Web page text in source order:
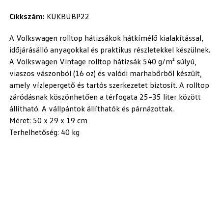
Cikkszám: KUKBUBP22
A Volkswagen rolltop hátizsákok hátkímélő kialakítással,
időjárásálló anyagokkal és praktikus részletekkel készülnek.
A Volkswagen Vintage rolltop hátizsák 540 g/m² súlyú,
viaszos vászonból (16 oz) és valódi marhabőrből készült,
amely vízlepergető és tartós szerkezetet biztosít. A rolltop
záródásnak köszönhetően a térfogata 25–35 liter között
állítható. A vállpántok állíthatók és párnázottak.
Méret: 50 x 29 x 19 cm
Terhelhetőség: 40 kg